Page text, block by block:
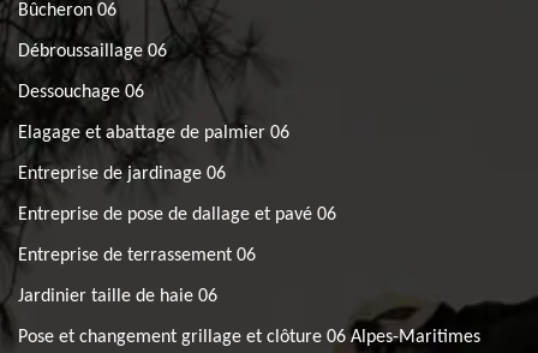
Bûcheron 06
Débroussaillage 06
Dessouchage 06
Elagage et abattage de palmier 06
Entreprise de jardinage 06
Entreprise de pose de dallage et pavé 06
Entreprise de terrassement 06
Jardinier taille de haie 06
Pose et changement grillage et clôture 06 Alpes-Maritimes